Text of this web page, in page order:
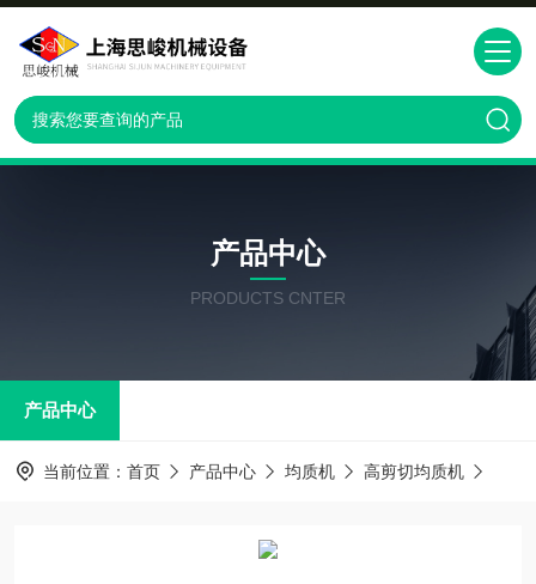
产品中心
PRODUCTS CNTER
产品中心
当前位置： 首页 产品中心 均质机 高剪切均质机